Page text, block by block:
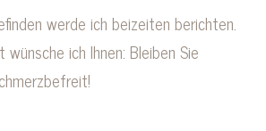
werde ich beizeiten berichten.
ich Ihnen: Bleiben Sie